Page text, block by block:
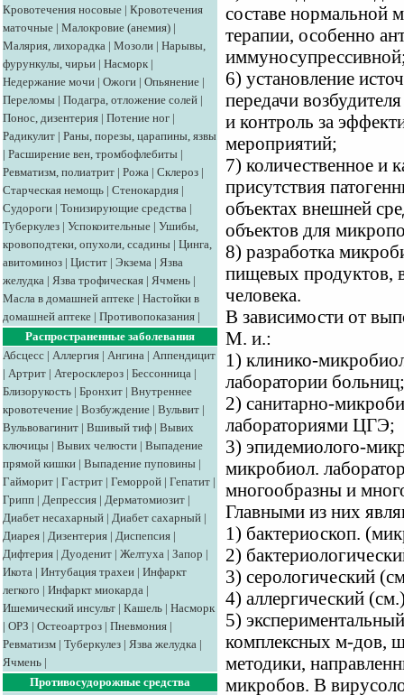
Кровотечения носовые | Кровотечения
маточные | Малокровие (анемия) |
Малярия, лихорадка | Мозоли | Нарывы,
фурункулы, чирьи | Насморк |
Недержание мочи | Ожоги | Опьянение |
Переломы | Подагра, отложение солей |
Понос, дизентерия | Потение ног |
Радикулит | Раны, порезы, царапины, язвы
| Расширение вен, тромбофлебиты |
Ревматизм, полиатрит | Рожа | Склероз |
Старческая немощь | Стенокардия |
Судороги | Тонизирующие средства |
Туберкулез | Успокоительные | Ушибы,
кровоподтеки, опухоли, ссадины | Цинга,
авитоминоз | Цистит | Экзема | Язва
желудка | Язва трофическая | Ячмень |
Масла в домашней аптеке | Настойки в
домашней аптеке | Противопоказания |
Распространенные заболевания
Абсцесс | Аллергия | Ангина | Аппендицит
| Артрит | Атеросклероз | Бессонница |
Близорукость | Бронхит | Внутреннее
кровотечение | Возбуждение | Вульвит |
Вульвовагинит | Вшивый тиф | Вывих
ключицы | Вывих челюсти | Выпадение
прямой кишки | Выпадение пуповины |
Гайморит | Гастрит | Геморрой | Гепатит |
Грипп | Депрессия | Дерматомиозит |
Диабет несахарный | Диабет сахарный |
Диарея | Дизентерия | Диспепсия |
Дифтерия | Дуоденит | Желтуха | Запор |
Икота | Интубация трахеи | Инфаркт
легкого | Инфаркт миокарда |
Ишемический инсульт | Кашель | Насморк
| ОРЗ | Остеоартроз | Пневмония |
Ревматизм | Туберкулез | Язва желудка |
Ячмень |
Противосудорожные средства
составе нормальной
терапии, особенно
6) установление
передачи
и контроль за
мероприятий;
7) количественное и
присутствия
объектах внешней
объектов для
8) разработка
пищевых продуктов,
человека.
В зависимости от
М. и.:
1) клинико-
лаборатории больниц;
2) санитарно-
лабораториями ЦГЭ;
3) эпидемиолого-
микробиол.
многообразны и
Главными из них
1) бактериоскоп.
2)
3) серологический
4) аллергический
5)
комплексных м-дов,
методики,
микробов. В